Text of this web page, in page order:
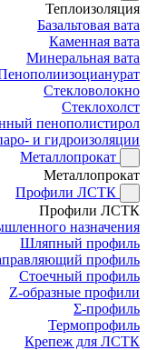
Теплоизоляция
Базальтовая вата
Каменная вата
Минеральная вата
Стекловолокно
Стеклохолст
пенополистирол
и гидроизоляции
Металлопрокат
Металлопрокат
Профили ЛСТК
Профили ЛСТК
назначения
Шляпный профиль
профиль
Стоечный профиль
Z-образные профили
Σ-профиль
Термопрофиль
Крепеж для ЛСТК